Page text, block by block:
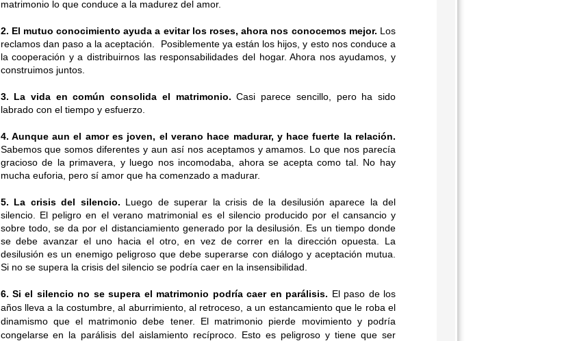
matrimonio lo que conduce a la madurez del amor.
2. El mutuo conocimiento ayuda a evitar los roses, ahora nos conocemos mejor. Los
reclamos dan paso a la aceptación. Posiblemente ya están los hijos, y esto nos conduce a
la cooperación y a distribuirnos las responsabilidades del hogar. Ahora nos ayudamos, y
construimos juntos.
3. La vida en común consolida el matrimonio. Casi parece sencillo, pero ha sido
labrado con el tiempo y esfuerzo.
4. Aunque aun el amor es joven, el verano hace madurar, y hace fuerte la relación.
Sabemos que somos diferentes y aun así nos aceptamos y amamos. Lo que nos parecía
gracioso de la primavera, y luego nos incomodaba, ahora se acepta como tal. No hay
mucha euforia, pero sí amor que ha comenzado a madurar.
5. La crisis del silencio. Luego de superar la crisis de la desilusión aparece la del
silencio. El peligro en el verano matrimonial es el silencio producido por el cansancio y
sobre todo, se da por el distanciamiento generado por la desilusión. Es un tiempo donde
se debe avanzar el uno hacia el otro, en vez de correr en la dirección opuesta. La
desilusión es un enemigo peligroso que debe superarse con diálogo y aceptación mutua.
Si no se supera la crisis del silencio se podría caer en la insensibilidad.
6. Si el silencio no se supera el matrimonio podría caer en parálisis. El paso de los
años lleva a la costumbre, al aburrimiento, al retroceso, a un estancamiento que le roba el
dinamismo que el matrimonio debe tener. El matrimonio pierde movimiento y podría
congelarse en la parálisis del aislamiento recíproco. Esto es peligroso y tiene que ser